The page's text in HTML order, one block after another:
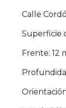
Calle
Superficie
Frente: 12